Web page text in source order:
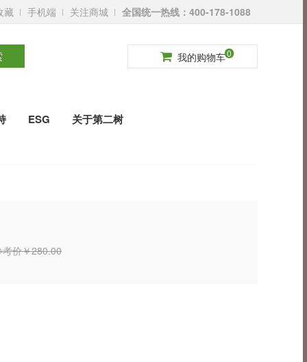
藏 手机端 关注商城 全国统一热线：400-178-1088
我的购物车0
ESG 关于第二树
请登录 免费注册
考价￥280.00